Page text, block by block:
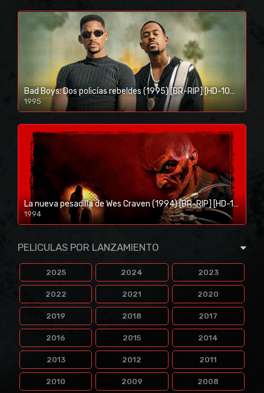
Bad Boys: Dos policías rebeldes (1995) [BR-RIP] [HD-1080p]
1995
1080p/720p
La nueva pesadilla de Wes Craven (1994) [BR-RIP] [HD-1080p]
1994
1080p/720p
PELICULAS POR LANZAMIENTO
2025 2024 2023
2022 2021 2020
2019 2018 2017
2016 2015 2014
2013 2012 2011
2010 2009 2008